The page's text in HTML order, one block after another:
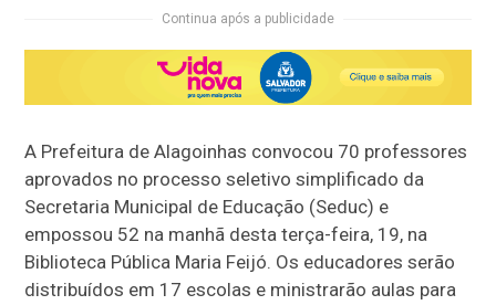
Continua após a publicidade
A Prefeitura de Alagoinhas convocou 70 professores
aprovados no processo seletivo simplificado da
Secretaria Municipal de Educação (Seduc) e
empossou 52 na manhã desta terça-feira, 19, na
Biblioteca Pública Maria Feijó. Os educadores serão
distribuídos em 17 escolas e ministrarão aulas para